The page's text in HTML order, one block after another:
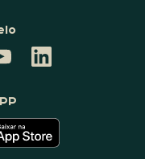
CANAL
DA
RIACHUELO
LINKEDIN
DA
O
APLICATIVO
DA
RIACHUELO